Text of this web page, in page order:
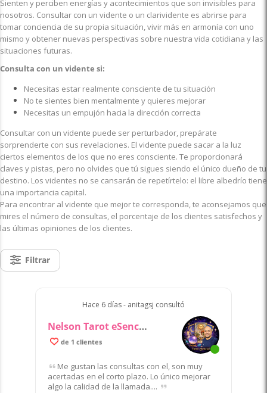
Sienten y perciben energías y acontecimientos que son invisibles para
nosotros. Consultar con un vidente o un clarividente es abrirse para
tomar conciencia de su propia situación, vivir más en armonía con uno
mismo y obtener nuevas perspectivas sobre nuestra vida cotidiana y las
situaciones futuras.
Consulta con un vidente si:
Necesitas estar realmente consciente de tu situación
No te sientes bien mentalmente y quieres mejorar
Necesitas un empujón hacia la dirección correcta
Consultar con un vidente puede ser perturbador, prepárate
sorprenderte con sus revelaciones. El vidente puede sacar a la luz
ciertos elementos de los que no eres consciente. Te proporcionará
claves y pistas, pero no olvides que tú sigues siendo el único dueño de tu
destino. Los videntes no se cansarán de repetírtelo: el libre albedrío tiene
una importancia capital.
Para encontrar al vidente que mejor te corresponda, te aconsejamos que
mires el número de consultas, el porcentaje de los clientes satisfechos y
las últimas opiniones de los clientes.
Filtrar
Hace 6 días - anitagsj consultó
Nelson Tarot eSencial
de 1 clientes
Me gustan las consultas con el, son muy
acertadas en el corto plazo. Lo único mejorar
algo la calidad de la llamada....